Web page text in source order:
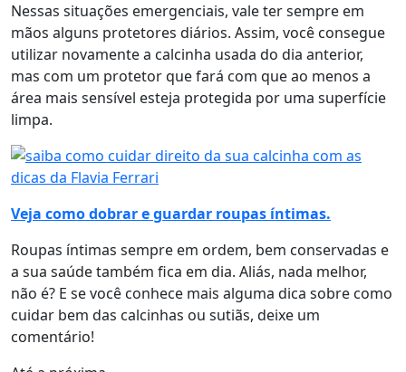
Nessas situações emergenciais, vale ter sempre em
mãos alguns protetores diários. Assim, você consegue
utilizar novamente a calcinha usada do dia anterior,
mas com um protetor que fará com que ao menos a
área mais sensível esteja protegida por uma superfície
limpa.
Veja como dobrar e guardar roupas íntimas.
Roupas íntimas sempre em ordem, bem conservadas e
a sua saúde também fica em dia. Aliás, nada melhor,
não é? E se você conhece mais alguma dica sobre como
cuidar bem das calcinhas ou sutiãs, deixe um
comentário!